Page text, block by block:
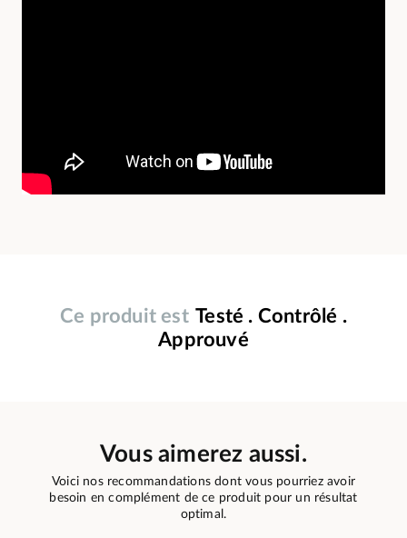
Ce produit est Testé . Contrôlé .
Approuvé
Vous aimerez aussi.
Voici nos recommandations dont vous pourriez avoir
besoin en complément de ce produit pour un résultat
optimal.